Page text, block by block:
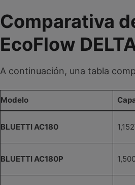
Comparativa
EcoFlow
A continuación, una tabla
Modelo
BLUETTI AC180
BLUETTI AC180P